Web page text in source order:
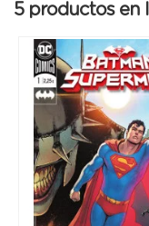
5 productos en